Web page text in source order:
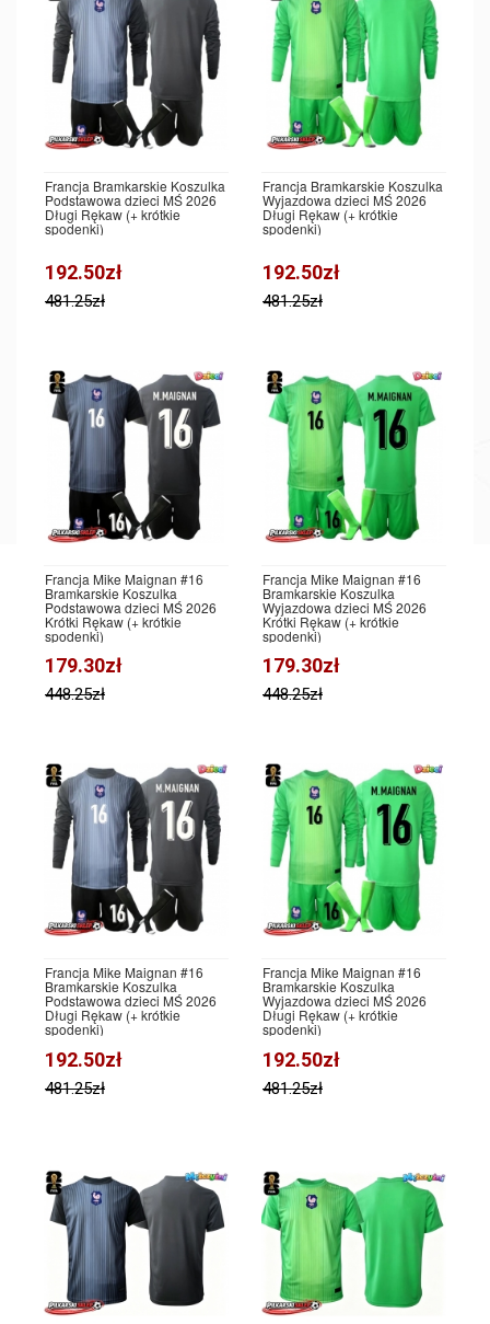
Francja Bramkarskie Koszulka
Podstawowa dzieci MŚ 2026
Długi Rękaw (+ krótkie
spodenki)
192.50zł
481.25zł
Francja Bramkarskie Koszulka
Wyjazdowa dzieci MŚ 2026
Długi Rękaw (+ krótkie
spodenki)
192.50zł
481.25zł
Francja Mike Maignan #16
Bramkarskie Koszulka
Podstawowa dzieci MŚ 2026
Krótki Rękaw (+ krótkie
spodenki)
179.30zł
448.25zł
Francja Mike Maignan #16
Bramkarskie Koszulka
Wyjazdowa dzieci MŚ 2026
Krótki Rękaw (+ krótkie
spodenki)
179.30zł
448.25zł
Francja Mike Maignan #16
Bramkarskie Koszulka
Podstawowa dzieci MŚ 2026
Długi Rękaw (+ krótkie
spodenki)
192.50zł
481.25zł
Francja Mike Maignan #16
Bramkarskie Koszulka
Wyjazdowa dzieci MŚ 2026
Długi Rękaw (+ krótkie
spodenki)
192.50zł
481.25zł